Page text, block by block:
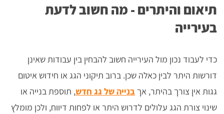
תיאום והיתרים - מה חשוב לדעת
בעירייה
כדי לעבוד נכון מול העירייה חשוב להבחין בין עבודות שאינן
דורשות היתר לבין כאלה שכן. ברוב תיקוני הגג או חידוש איטום
גגות אין צורך בהיתר, אך בנייה של גג חדש, תוספת בנייה או
שינוי צורת הגג עלולים לדרוש היתר או לפחות דיווח, ולכן מומלץ